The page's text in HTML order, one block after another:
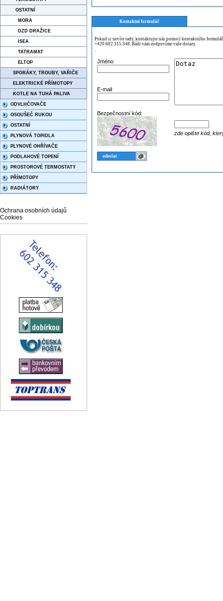
OSTATNÍ
MORA
DZD DRAŽICE
ISEA
TATRAMAT
ELTOP
SPORÁKY, TROUBY, VAŘIČE
ELEKTRICKÉ PŘÍMOTOPY
KOTLE NA TUHÁ PALIVA
ODVLHČOVAČE
OSOUŠEČ RUKOU
OSTATNÍ
PLYNOVÁ TOPIDLA
PLYNOVÉ OHŘÍVAČE
PODLAHOVÉ TOPENÍ
PROSTOROVÉ TERMOSTATY
PŘÍMOTOPY
RADIÁTORY
Ochrana osobních údajů
Cookies
Kontaktní formulář
Pokud si nevíte rady, kontaktujte nás pomocí kontaktního
+420 602 315 348. Rádi vám zodpovíme vaše dotazy.
¨
Jméno
E-mail
Bezpečnostní kód:
zde opište kód,